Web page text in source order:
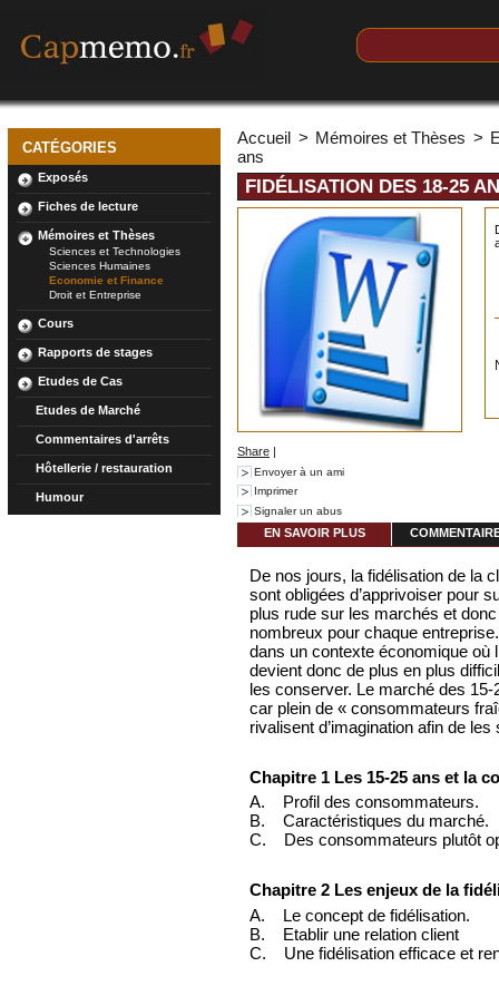
CATÉGORIES
Exposés
Fiches de lecture
Mémoires et Thèses
Sciences et Technologies
Sciences Humaines
Economie et Finance
Droit et Entreprise
Cours
Rapports de stages
Etudes de Cas
Etudes de Marché
Commentaires d'arrêts
Hôtellerie / restauration
Humour
Accueil > Mémoires et Thèses >
ans
FIDÉLISATION DES 18-25
Share |
Envoyer à un ami
Imprimer
Signaler un abus
EN SAVOIR PLUS
De nos jours, la fidélisation de la
sont obligées d’apprivoiser pour
plus rude sur les marchés et
nombreux pour chaque
dans un contexte économique où
devient donc de plus en plus
les conserver. Le marché des
car plein de « consommateurs
rivalisent d’imagination afin de
Chapitre 1 Les 15-25 ans et la
A. Profil des consommateurs.
B. Caractéristiques du marché.
C. Des consommateurs plutôt
Chapitre 2 Les enjeux de la
A. Le concept de fidélisation.
B. Etablir une relation client
C. Une fidélisation efficace et